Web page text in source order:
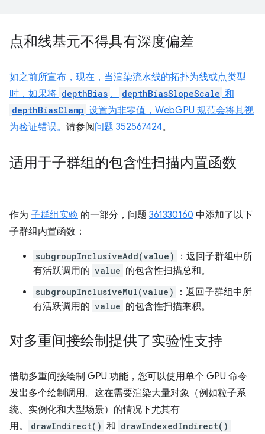
点和线基元不得具有深度偏差
如之前所宣布，现在，当渲染流水线的拓扑为线或点类型
时，如果将 depthBias 、 depthBiasSlopeScale 和
depthBiasClamp 设置为非零值，WebGPU 规范会将其视
为验证错误。 请参阅问题 352567424。
适用于子群组的包含性扫描内置函数
作为 子群组实验 的一部分，问题 361330160 中添加了以下
子群组内置函数：
subgroupInclusiveAdd(value)
：返回子群组中所
有活跃调用的 value 的包含性扫描总和。
subgroupInclusiveMul(value)
：返回子群组中所
有活跃调用的 value 的包含性扫描乘积。
对多重间接绘制提供了实验性支持
借助多重间接绘制 GPU 功能，您可以使用单个 GPU 命令
发出多个绘制调用。这在需要渲染大量对象（例如粒子系
统、实例化和大型场景）的情况下尤其有
用。
drawIndirect() 和 drawIndexedIndirect()